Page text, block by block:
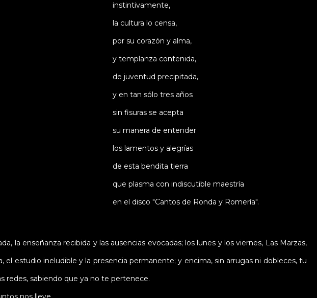
instintivamente,
la cultura lo censa,
por su corazón y alma,
y templanza contenida,
de juventud precipitada,
y en tan sólo tres años
sin fisuras se acepta
su manera de entender
los lamentos y alegrías
de esta bendita tierra
que plasma con indiscutible maestría
en el disco "Cantos de Ronda y Romería".
enseñanza recibida y las ausencias evocadas; los lunes y los viernes, Las Marzas,
el estudio ineludible y la presencia permanente; y encima, sin arrugas ni dobleces, tu
redes, sabiendo que ya no te pertenece.